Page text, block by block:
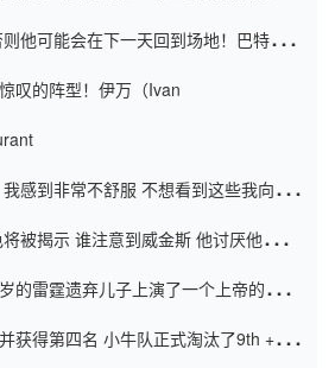
他可能会在下一天回到场地！巴特勒迈
叹的阵型！伊万（Ivan
感到非常不舒服 不想看到这些我向他
被揭示 谁注意到威金斯 他讨厌他的老
的雷霆遗弃儿子上演了一个上帝的剧
获得第四名 小牛队正式淘汰了9th + 76